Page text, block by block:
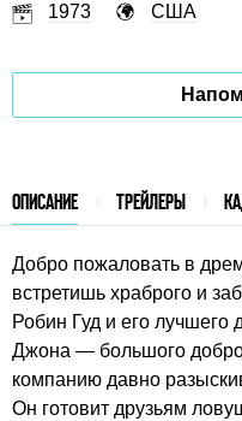
1973
США
ОПИСАНИЕ ТРЕЙЛЕРЫ
Добро пожаловать в
встретишь храброго и
Робин Гуд и его лучшего
Джона — большого
компанию давно
Он готовит друзьям